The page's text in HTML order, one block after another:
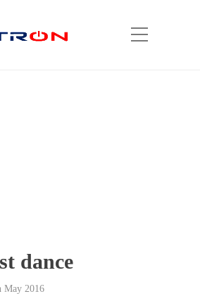
dance
May 2016